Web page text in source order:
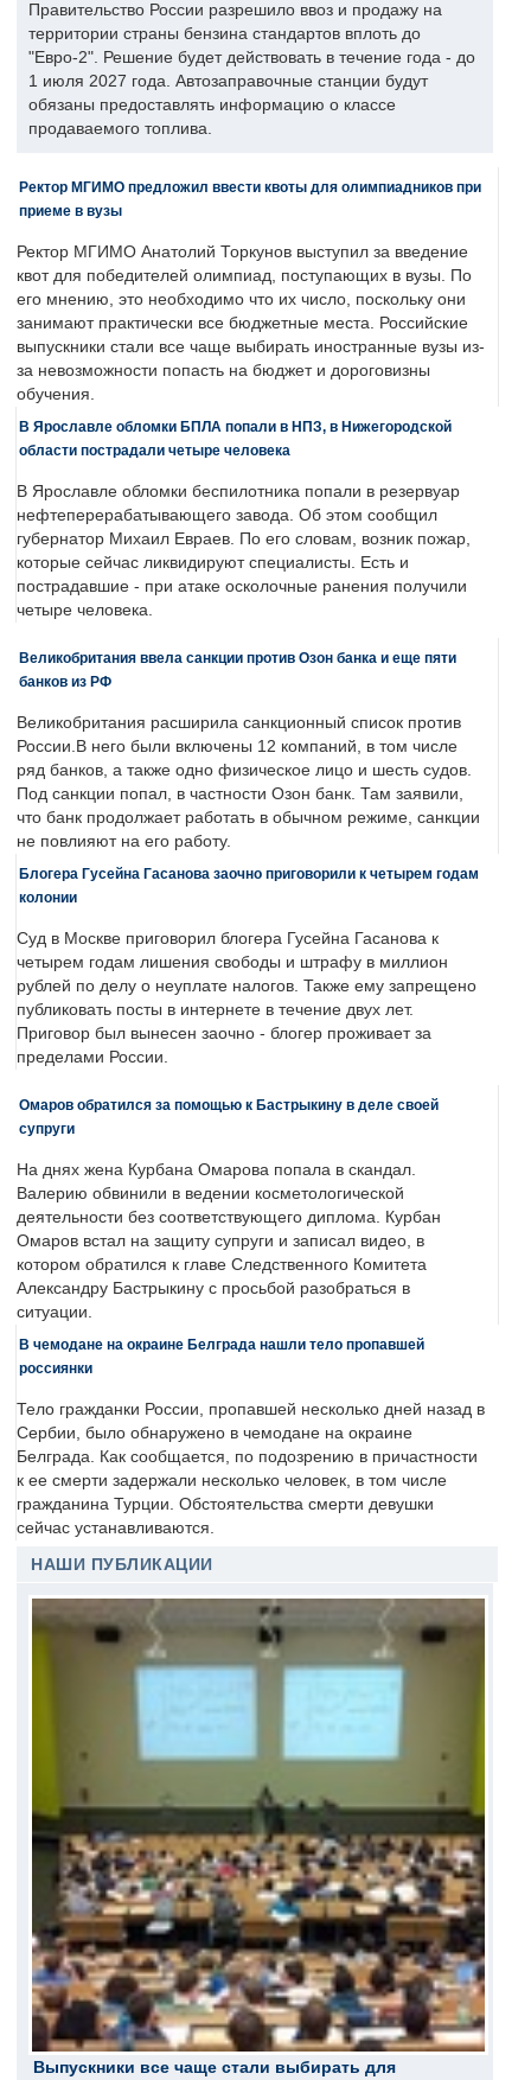
Правительство России разрешило ввоз и продажу на
территории страны бензина стандартов вплоть до
"Евро-2". Решение будет действовать в течение года - до
1 июля 2027 года. Автозаправочные станции будут
обязаны предоставлять информацию о классе
продаваемого топлива.
Ректор МГИМО предложил ввести квоты для олимпиадников при
приеме в вузы
Ректор МГИМО Анатолий Торкунов выступил за введение
квот для победителей олимпиад, поступающих в вузы. По
его мнению, это необходимо что их число, поскольку они
занимают практически все бюджетные места. Российские
выпускники стали все чаще выбирать иностранные вузы из-
за невозможности попасть на бюджет и дороговизны
обучения.
В Ярославле обломки БПЛА попали в НПЗ, в Нижегородской
области пострадали четыре человека
В Ярославле обломки беспилотника попали в резервуар
нефтеперерабатывающего завода. Об этом сообщил
губернатор Михаил Евраев. По его словам, возник пожар,
которые сейчас ликвидируют специалисты. Есть и
пострадавшие - при атаке осколочные ранения получили
четыре человека.
Великобритания ввела санкции против Озон банка и еще пяти
банков из РФ
Великобритания расширила санкционный список против
России.В него были включены 12 компаний, в том числе
ряд банков, а также одно физическое лицо и шесть судов.
Под санкции попал, в частности Озон банк. Там заявили,
что банк продолжает работать в обычном режиме, санкции
не повлияют на его работу.
Блогера Гусейна Гасанова заочно приговорили к четырем годам
колонии
Суд в Москве приговорил блогера Гусейна Гасанова к
четырем годам лишения свободы и штрафу в миллион
рублей по делу о неуплате налогов. Также ему запрещено
публиковать посты в интернете в течение двух лет.
Приговор был вынесен заочно - блогер проживает за
пределами России.
Омаров обратился за помощью к Бастрыкину в деле своей
супруги
На днях жена Курбана Омарова попала в скандал.
Валерию обвинили в ведении косметологической
деятельности без соответствующего диплома. Курбан
Омаров встал на защиту супруги и записал видео, в
котором обратился к главе Следственного Комитета
Александру Бастрыкину с просьбой разобраться в
ситуации.
В чемодане на окраине Белграда нашли тело пропавшей
россиянки
Тело гражданки России, пропавшей несколько дней назад в
Сербии, было обнаружено в чемодане на окраине
Белграда. Как сообщается, по подозрению в причастности
к ее смерти задержали несколько человек, в том числе
гражданина Турции. Обстоятельства смерти девушки
сейчас устанавливаются.
НАШИ ПУБЛИКАЦИИ
Выпускники все чаще стали выбирать для